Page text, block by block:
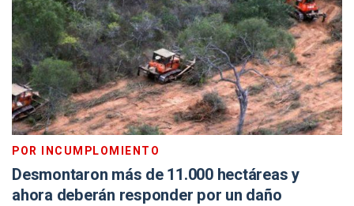
POR INCUMPLOMIENTO
Desmontaron más de 11.000 hectáreas y
ahora deberán responder por un daño